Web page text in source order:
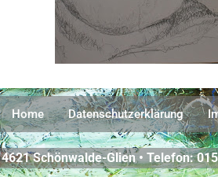
Home Datenschutzerklärung
Schönwalde-Glien • Telefon: